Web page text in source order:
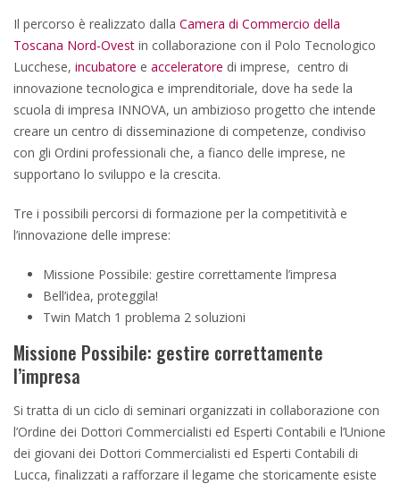
Il percorso è realizzato dalla Camera di Commercio della
Toscana Nord-Ovest in collaborazione con il Polo Tecnologico
Lucchese, incubatore e acceleratore di imprese, centro di
innovazione tecnologica e imprenditoriale, dove ha sede la
scuola di impresa INNOVA, un ambizioso progetto che intende
creare un centro di disseminazione di competenze, condiviso
con gli Ordini professionali che, a fianco delle imprese, ne
supportano lo sviluppo e la crescita.
Tre i possibili percorsi di formazione per la competitività e
l’innovazione delle imprese:
Missione Possibile: gestire correttamente l’impresa
Bell’idea, proteggila!
Twin Match 1 problema 2 soluzioni
Missione Possibile: gestire correttamente
l’impresa
Si tratta di un ciclo di seminari organizzati in collaborazione con
l’Ordine dei Dottori Commercialisti ed Esperti Contabili e l’Unione
dei giovani dei Dottori Commercialisti ed Esperti Contabili di
Lucca, finalizzati a rafforzare il legame che storicamente esiste